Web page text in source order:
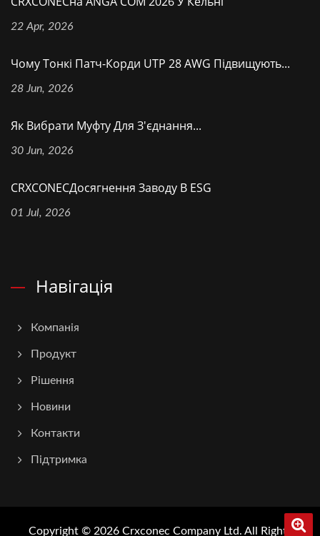
22 Apr, 2026
Чому Тонкі Патч-Корди UTP 28 AWG Підвищують...
28 Jun, 2026
Як Вибрати Муфту Для З'єднання...
30 Jun, 2026
CRXCONECДосягнення Заводу В ESG
01 Jul, 2026
Навігація
Компанія
Продукт
Рішення
Новини
Контакти
Підтримка
Copyright © 2026 Crxconec Company Ltd. All Rights